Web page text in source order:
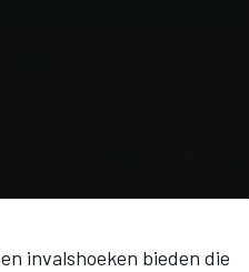
invalshoeken bieden die